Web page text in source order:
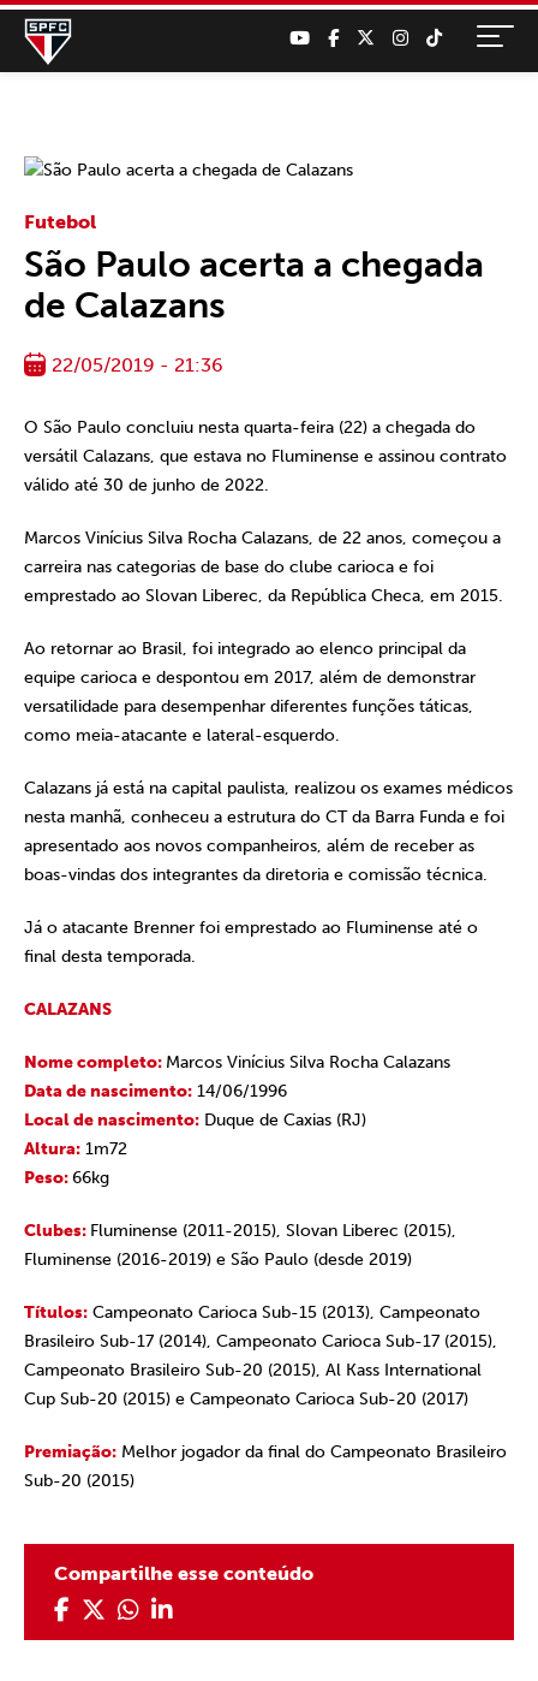
Futebol
São Paulo acerta a chegada
de Calazans
22/05/2019 - 21:36
O São Paulo concluiu nesta quarta-feira (22) a chegada do
versátil Calazans, que estava no Fluminense e assinou contrato
válido até 30 de junho de 2022.
Marcos Vinícius Silva Rocha Calazans, de 22 anos, começou a
carreira nas categorias de base do clube carioca e foi
emprestado ao Slovan Liberec, da República Checa, em 2015.
Ao retornar ao Brasil, foi integrado ao elenco principal da
equipe carioca e despontou em 2017, além de demonstrar
versatilidade para desempenhar diferentes funções táticas,
como meia-atacante e lateral-esquerdo.
Calazans já está na capital paulista, realizou os exames médicos
nesta manhã, conheceu a estrutura do CT da Barra Funda e foi
apresentado aos novos companheiros, além de receber as
boas-vindas dos integrantes da diretoria e comissão técnica.
Já o atacante Brenner foi emprestado ao Fluminense até o
final desta temporada.
CALAZANS
Nome completo: Marcos Vinícius Silva Rocha Calazans
Data de nascimento: 14/06/1996
Local de nascimento: Duque de Caxias (RJ)
Altura: 1m72
Peso:66kg
Clubes: Fluminense (2011-2015), Slovan Liberec (2015),
Fluminense (2016-2019) e São Paulo (desde 2019)
Títulos: Campeonato Carioca Sub-15 (2013), Campeonato
Brasileiro Sub-17 (2014), Campeonato Carioca Sub-17 (2015),
Campeonato Brasileiro Sub-20 (2015), Al Kass International
Cup Sub-20 (2015) e Campeonato Carioca Sub-20 (2017)
Premiação: Melhor jogador da final do Campeonato Brasileiro
Sub-20 (2015)
Compartilhe esse conteúdo